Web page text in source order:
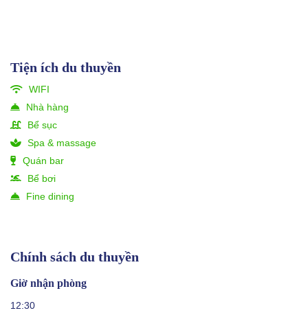
Tiện ích du thuyền
WIFI
Nhà hàng
Bể sục
Spa & massage
Quán bar
Bể bơi
Fine dining
Chính sách du thuyền
Giờ nhận phòng
12:30